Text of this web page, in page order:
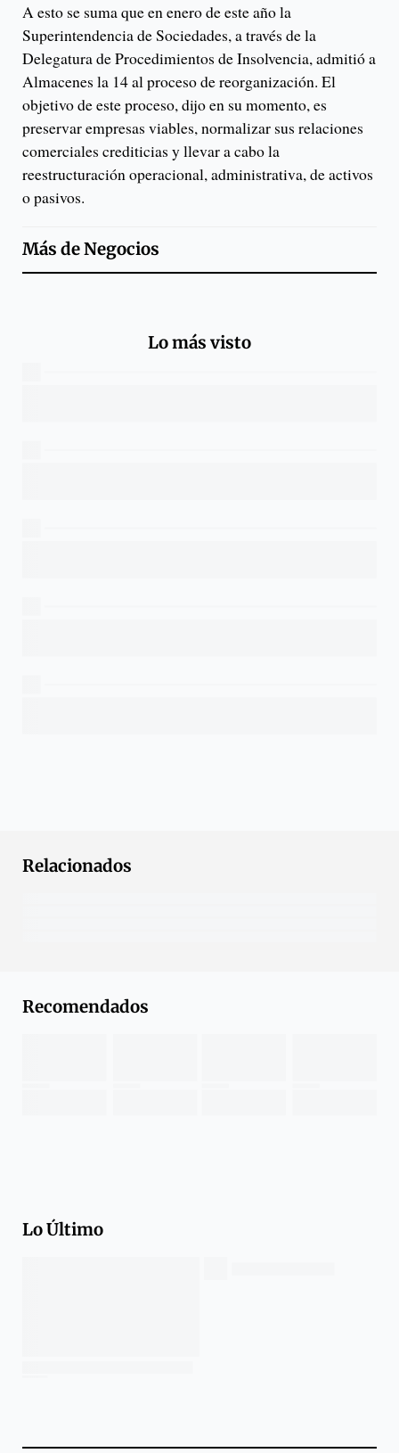
A esto se suma que en enero de este año la
Superintendencia de Sociedades, a través de la
Delegatura de Procedimientos de Insolvencia, admitió a
Almacenes la 14 al proceso de reorganización. El
objetivo de este proceso, dijo en su momento, es
preservar empresas viables, normalizar sus relaciones
comerciales crediticias y llevar a cabo la
reestructuración operacional, administrativa, de activos
o pasivos.
Más deNegocios
Lo más visto
Relacionados
Recomendados
Lo Último